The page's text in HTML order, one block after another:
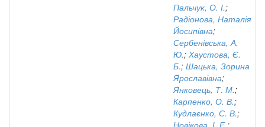
Пальчук, О. І.;
Радіонова, Наталія
Йосипівна;
Сербенівська, А.
Ю.; Хаустова, Є.
Б.; Шацька, Зорина
Ярославівна;
Янковець, Т. М.;
Карпенко, О. В.;
Кудлаєнко, С. В.;
Новікова, І. Е.;